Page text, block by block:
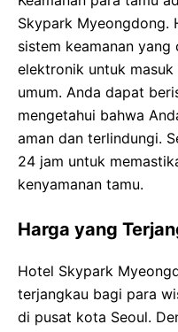
Skypark Myeongdong.
sistem keamanan
elektronik untuk
umum. Anda dapat
mengetahui bahwa
aman dan terlindungi.
24 jam untuk
kenyamanan tamu.
Harga yang
Hotel Skypark
terjangkau bagi para
di pusat kota Seoul.